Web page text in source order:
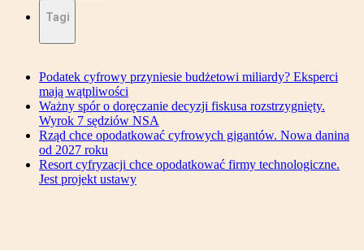
Tagi
Podatek cyfrowy przyniesie budżetowi miliardy? Eksperci
mają wątpliwości
Ważny spór o doręczanie decyzji fiskusa rozstrzygnięty.
Wyrok 7 sędziów NSA
Rząd chce opodatkować cyfrowych gigantów. Nowa danina
od 2027 roku
Resort cyfryzacji chce opodatkować firmy technologiczne.
Jest projekt ustawy